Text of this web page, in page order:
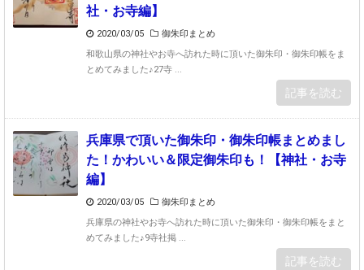
社・お寺編】
2020/03/05
御朱印まとめ
和歌山県の神社やお寺へ訪れた時に頂いた御朱印・御朱印帳をま
とめてみました♪27寺 ...
記事を読む
兵庫県で頂いた御朱印・御朱印帳まとめまし
た！かわいい＆限定御朱印も！【神社・お寺
編】
2020/03/05
御朱印まとめ
兵庫県の神社やお寺へ訪れた時に頂いた御朱印・御朱印帳をまと
めてみました♪9寺社掲 ...
記事を読む